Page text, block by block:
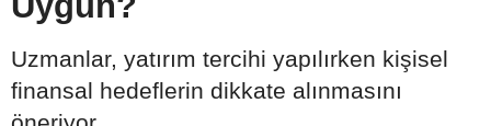
Uzmanlar, yatırım tercihi yapılırken kişisel
finansal hedeflerin dikkate alınmasını